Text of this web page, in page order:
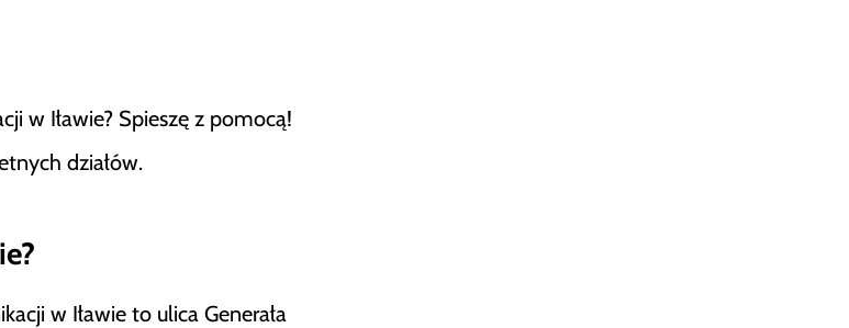
w Iławie? Spieszę z pomocą!
działów.
w Iławie to ulica Generała